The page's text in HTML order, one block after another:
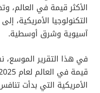
الأكثر قيمة في العالم،
التكنولوجيا الأمريكية،
آسيوية وشرق أوسطية.
الأمريكية التي بدأت